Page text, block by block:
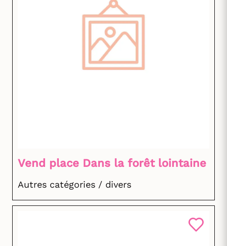
Vend place Dans la forêt lointaine
Autres catégories / divers